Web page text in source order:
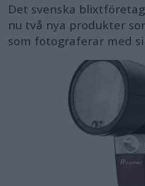
Det svenska
nu två nya produkter
som fotograferar med